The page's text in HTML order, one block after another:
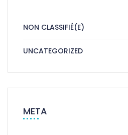
NON CLASSIFIÉ(E)
UNCATEGORIZED
META